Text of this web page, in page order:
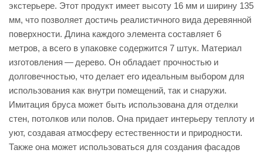
экстерьере. Этот продукт имеет высоту 16 мм и ширину 135
мм, что позволяет достичь реалистичного вида деревянной
поверхности. Длина каждого элемента составляет 6
метров, а всего в упаковке содержится 7 штук. Материал
изготовления — дерево. Он обладает прочностью и
долговечностью, что делает его идеальным выбором для
использования как внутри помещений, так и снаружи.
Имитация бруса может быть использована для отделки
стен, потолков или полов. Она придает интерьеру теплоту и
уют, создавая атмосферу естественности и природности.
Также она может использоваться для создания фасадов